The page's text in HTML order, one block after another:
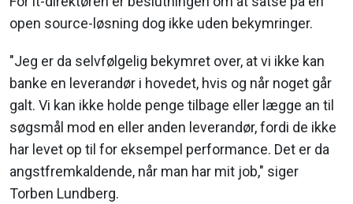
open source-løsning dog ikke uden bekymringer.
"Jeg er da selvfølgelig bekymret over, at vi ikke kan
banke en leverandør i hovedet, hvis og når noget går
galt. Vi kan ikke holde penge tilbage eller lægge an til
søgsmål mod en eller anden leverandør, fordi de ikke
har levet op til for eksempel performance. Det er da
angstfremkaldende, når man har mit job," siger
Torben Lundberg.